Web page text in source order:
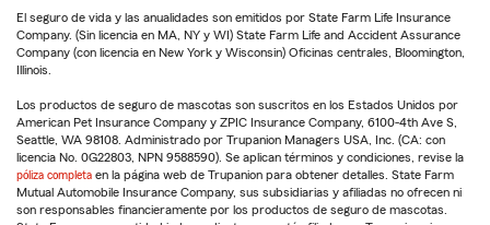
El seguro de vida y las anualidades son emitidos por State Farm Life Insurance
Company. (Sin licencia en MA, NY y WI) State Farm Life and Accident Assurance
Company (con licencia en New York y Wisconsin) Oficinas centrales, Bloomington,
Illinois.
Los productos de seguro de mascotas son suscritos en los Estados Unidos por
American Pet Insurance Company y ZPIC Insurance Company, 6100-4th Ave S,
Seattle, WA 98108. Administrado por Trupanion Managers USA, Inc. (CA: con
licencia No. 0G22803, NPN 9588590). Se aplican términos y condiciones, revise la
póliza completa en la página web de Trupanion para obtener detalles. State Farm
Mutual Automobile Insurance Company, sus subsidiarias y afiliadas no ofrecen ni
son responsables financieramente por los productos de seguro de mascotas.